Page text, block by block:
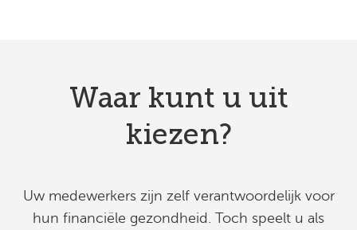
Waar kunt u uit
kiezen?
Uw medewerkers zijn zelf verantwoordelijk voor
hun financiële gezondheid. Toch speelt u als